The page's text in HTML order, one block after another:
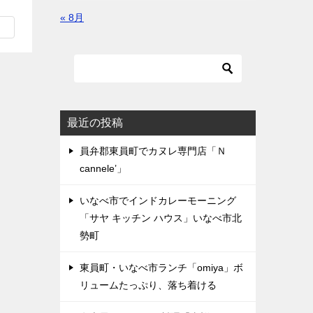
« 8月
最近の投稿
員弁郡東員町でカヌレ専門店「Ｎ
cannele’」
いなべ市でインドカレーモーニング
「サヤ キッチン ハウス」いなべ市北
勢町
東員町・いなべ市ランチ「omiya」ボ
リュームたっぷり、落ち着ける